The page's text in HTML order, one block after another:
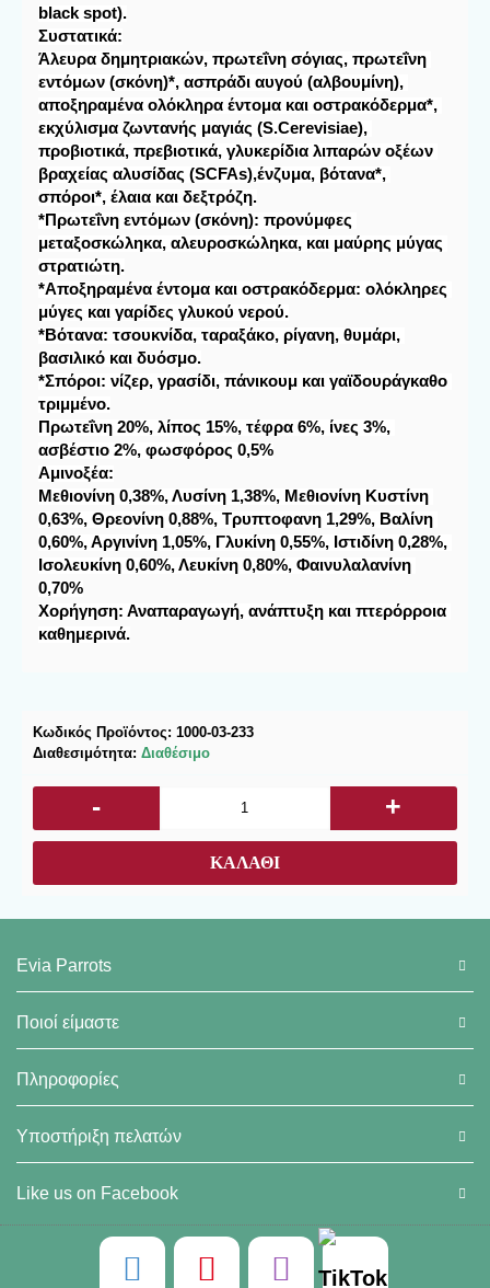
Συστατικά:
Άλευρα δημητριακών, πρωτεΐνη σόγιας, πρωτεΐνη
εντόμων (σκόνη)*, ασπράδι αυγού (αλβουμίνη),
αποξηραμένα ολόκληρα έντομα και οστρακόδερμα*,
εκχύλισμα ζωντανής μαγιάς (S.Cerevisiae),
προβιοτικά, πρεβιοτικά, γλυκερίδια λιπαρών οξέων
βραχείας αλυσίδας (SCFAs),ένζυμα, βότανα*,
σπόροι*, έλαια και δεξτρόζη.
*Πρωτεΐνη εντόμων (σκόνη): προνύμφες
μεταξοσκώληκα, αλευροσκώληκα, και μαύρης μύγας
στρατιώτη.
*Αποξηραμένα έντομα και οστρακόδερμα: ολόκληρες
μύγες και γαρίδες γλυκού νερού.
*Βότανα: τσουκνίδα, ταραξάκο, ρίγανη, θυμάρι,
βασιλικό και δυόσμο.
*Σπόροι: νίζερ, γρασίδι, πάνικουμ και γαϊδουράγκαθο
τριμμένο.
Πρωτεΐνη 20%, λίπος 15%, τέφρα 6%, ίνες 3%,
Αμινοξέα:
Μεθιονίνη 0,38%, Λυσίνη 1,38%, Μεθιονίνη Κυστίνη
0,63%, Θρεονίνη 0,88%, Τρυπτοφανη 1,29%, Βαλίνη
0,60%, Αργινίνη 1,05%, Γλυκίνη 0,55%, Ιστιδίνη 0,28%,
Ισολευκίνη 0,60%, Λευκίνη 0,80%, Φαινυλαλανίνη
Χορήγηση: Αναπαραγωγή, ανάπτυξη και πτερόρροια
καθημερινά.
Κωδικός Προϊόντος: 1000-03-233
Διαθεσιμότητα: Διαθέσιμο
- +
ΚΑΛΆΘΙ
Evia Parrots
Ποιοί είμαστε
Πληροφορίες
Υποστήριξη πελατών
Like us on Facebook